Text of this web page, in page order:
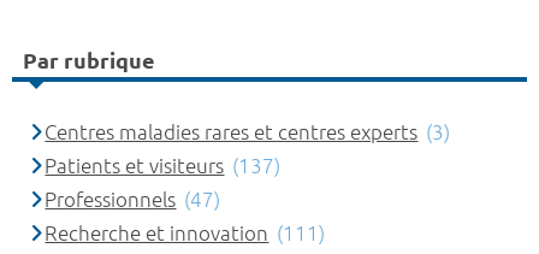
Par rubrique
Centres maladies rares et centres experts (3)
Patients et visiteurs (137)
Professionnels (47)
Recherche et innovation (111)